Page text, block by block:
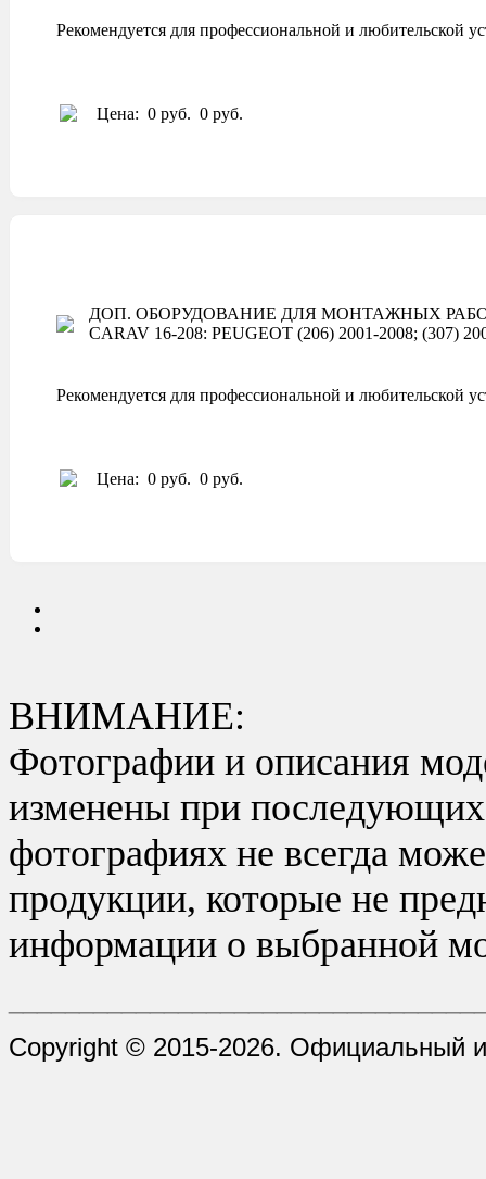
Рекомендуется для профессиональной и любительской
Цена: 0 руб. 0 руб.
ДОП. ОБОРУДОВАНИЕ ДЛЯ МОНТАЖНЫХ
CARAV 16-208: PEUGEOT (206) 2001-2008; (307)
Рекомендуется для профессиональной и любительской
Цена: 0 руб. 0 руб.
ВНИМАНИЕ:
Фотографии и описания
изменены при последующих
фотографиях не всегда
продукции, которые не
информации о выбранной
Copyright © 2015-2026. Официальный